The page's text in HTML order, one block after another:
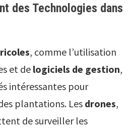
des Technologies dans
, comme l’utilisation
et delogiciels de gestion,
intéressantes pour
plantations. Les drones,
de surveiller les